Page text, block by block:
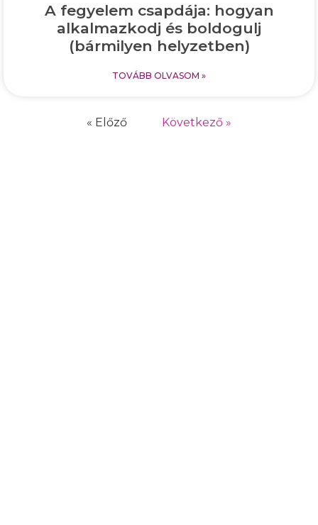
A fegyelem csapdája: hogyan
alkalmazkodj és boldogulj
(bármilyen helyzetben)
TOVÁBB OLVASOM »
« Előző Következő »